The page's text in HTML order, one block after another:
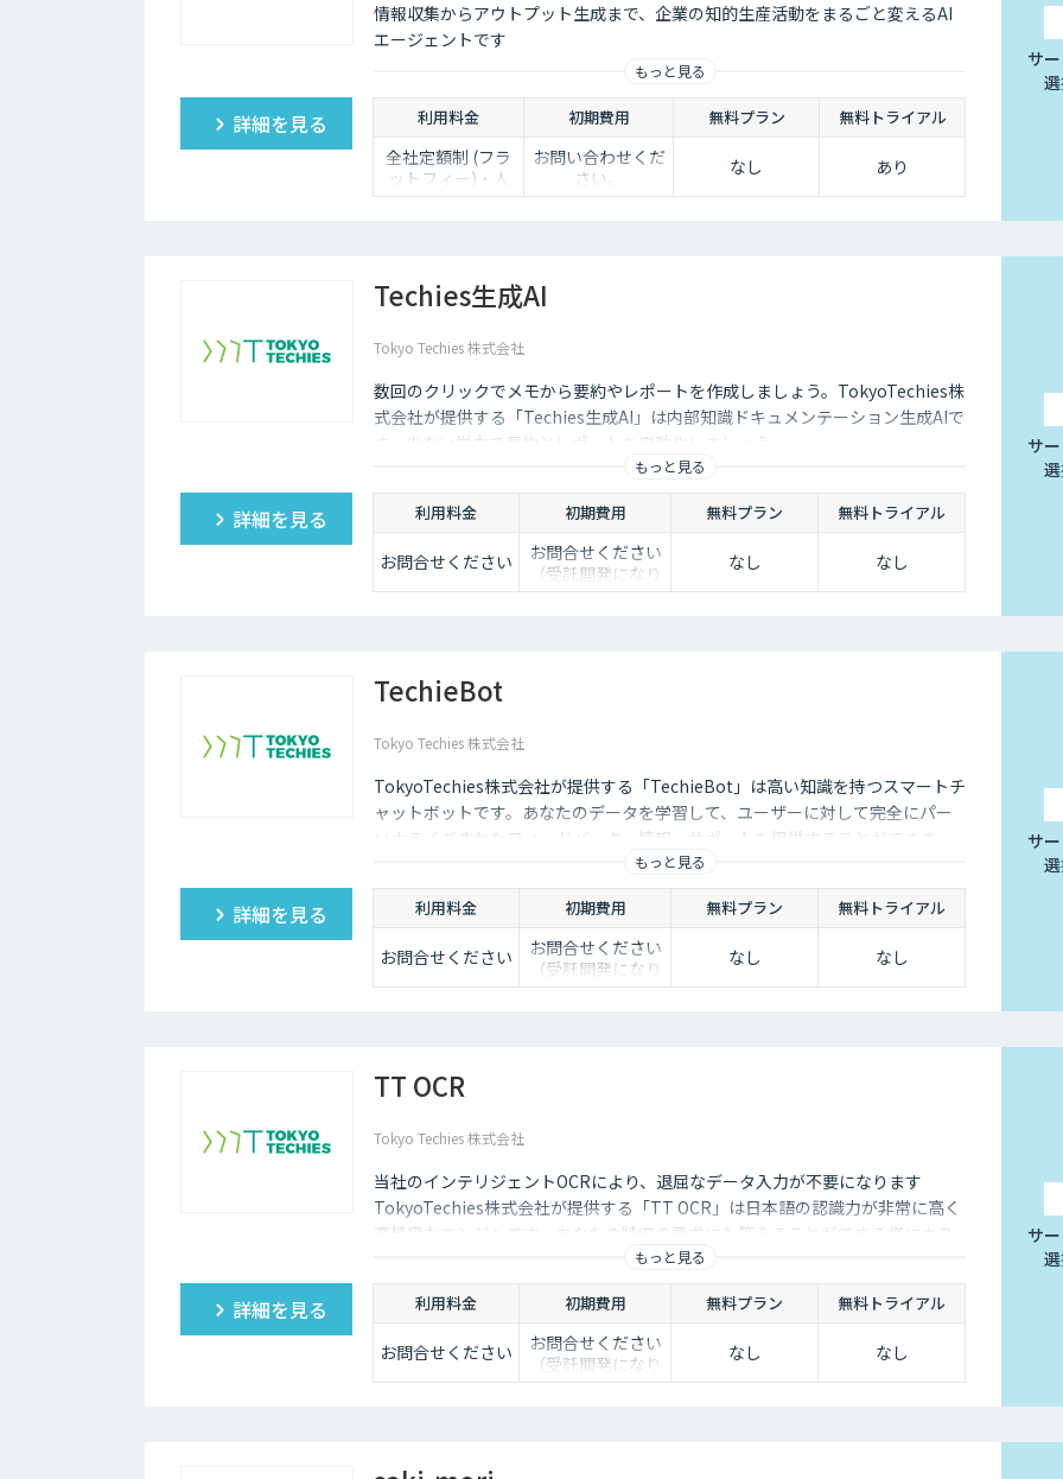
情報収集からアウトプット生成まで、企業の知的生産活動をまるごと変えるAI
エージェントです
もっと見る
詳細を見る 利用料金 初期費用 無料プラン 無料トライアル
全社定額制 (フラ
ットフィー)・人
数無制限でご利用
お問い合わせくだ
さい。
なし あり
サ
Techies生成AI
Tokyo Techies 株式会社
数回のクリックでメモから要約やレポートを作成しましょう。TokyoTechies株
式会社が提供する「Techies生成AI」は内部知識ドキュメンテーション生成AIで
す。少ない労力で要約とレポートを自動化しましょう。
もっと見る
詳細を見る 利用料金 初期費用 無料プラン 無料トライアル
お問合せください
お問合せください
（受託開発になり
ます）
なし なし
サ
TechieBot
Tokyo Techies 株式会社
TokyoTechies株式会社が提供する「TechieBot」は高い知識を持つスマートチ
ャットボットです。あなたのデータを学習して、ユーザーに対して完全にパー
ソナライズされたフィードバック、情報、サポートを提供することができま
す。また、GhatGPTをはじめ、他社のエンジンとの連携も可能です。
もっと見る
詳細を見る 利用料金 初期費用 無料プラン 無料トライアル
お問合せください
お問合せください
（受託開発になり
ます）
なし なし
サ
TT OCR
Tokyo Techies 株式会社
当社のインテリジェントOCRにより、退屈なデータ入力が不要になります
TokyoTechies株式会社が提供する「TT OCR」は日本語の認識力が非常に高く
高精度なエンジンです。あなたの特定の要求にも答えることができる様にカス
もっと見る
詳細を見る 利用料金 初期費用 無料プラン 無料トライアル
お問合せください
お問合せください
（受託開発になり
ます）
なし なし
サ